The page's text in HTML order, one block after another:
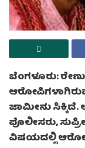
ಬೆಂಗಳೂರು:
ಜಾಮೀನು ಸಿಕ್ಕಿದೆ.
ಪೊಲೀಸರು,
ವಿಷಯದಲ್ಲಿ